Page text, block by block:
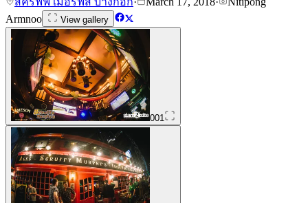
Armnoo
View gallery
001